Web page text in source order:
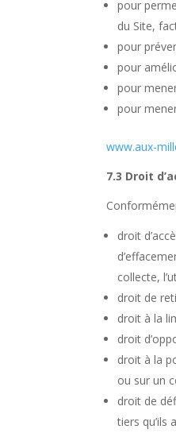
pour
du Site,
pour
pour
pour
pour
www.aux-
7.3 Droit
droit
collecte,
droit de
droit à la
droit
droit à la
ou sur un
droit de
tiers qu’ils